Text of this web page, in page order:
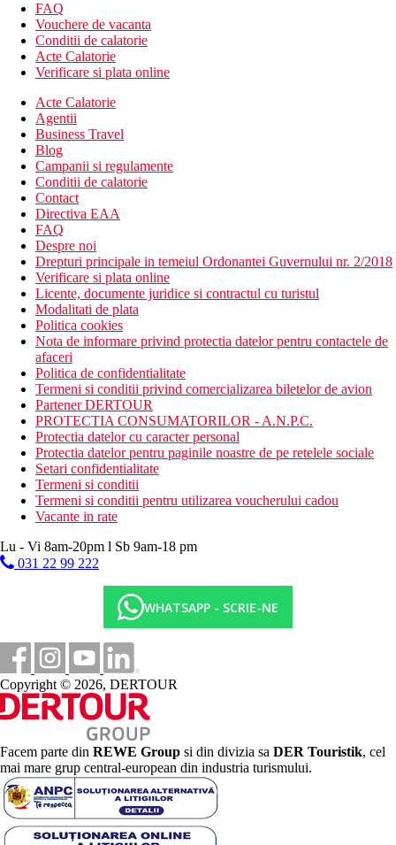
FAQ
Vouchere de vacanta
Conditii de calatorie
Acte Calatorie
Verificare si plata online
Acte Calatorie
Agentii
Business Travel
Blog
Campanii si regulamente
Conditii de calatorie
Contact
Directiva EAA
FAQ
Despre noi
Drepturi principale in temeiul Ordonantei Guvernului nr. 2/2018
Verificare si plata online
Licente, documente juridice si contractul cu turistul
Modalitati de plata
Politica cookies
Nota de informare privind protectia datelor pentru contactele de
afaceri
Politica de confidentialitate
Termeni si conditii privind comercializarea biletelor de avion
Partener DERTOUR
PROTECTIA CONSUMATORILOR - A.N.P.C.
Protectia datelor cu caracter personal
Protectia datelor pentru paginile noastre de pe retelele sociale
Setari confidentialitate
Termeni si conditii
Termeni si conditii pentru utilizarea voucherului cadou
Vacante in rate
Lu - Vi 8am-20pm l Sb 9am-18 pm
031 22 99 222
WHATSAPP - SCRIE-NE
Copyright © 2026, DERTOUR
Facem parte din REWE Group si din divizia sa DER Touristik, cel
mai mare grup central-european din industria turismului.